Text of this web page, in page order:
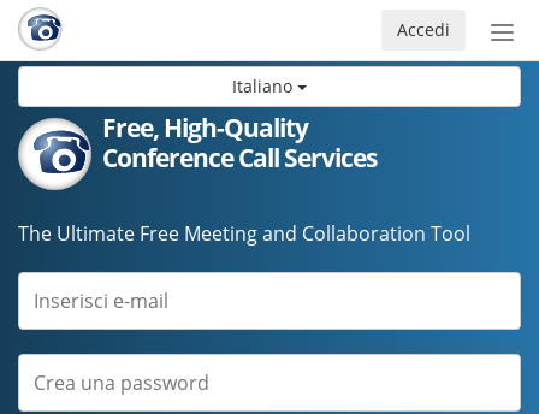
Italiano
Accedi
Free, High-Quality
Conference Call Services
The Ultimate Free Meeting and Collaboration Tool